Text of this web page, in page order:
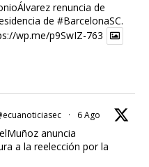
renuncia de
de #BarcelonaSC.
wp.me/p9SwIZ-763
· 6 Ago
anuncia
a la reelección por la